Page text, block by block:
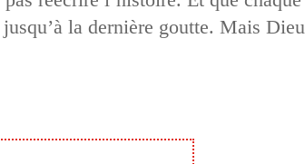
la dernière goutte. Mais Dieu